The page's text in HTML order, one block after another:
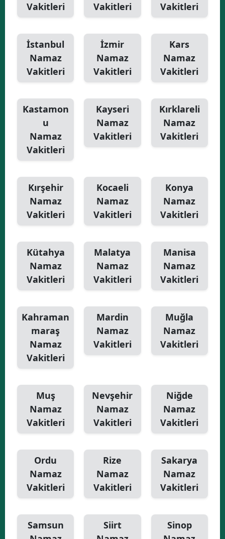
Vakitleri
Vakitleri
Vakitleri
İstanbul
Namaz
Vakitleri
İzmir
Namaz
Vakitleri
Kars
Namaz
Vakitleri
Kastamon
u
Namaz
Vakitleri
Kayseri
Namaz
Vakitleri
Kırklareli
Namaz
Vakitleri
Kırşehir
Namaz
Vakitleri
Kocaeli
Namaz
Vakitleri
Konya
Namaz
Vakitleri
Kütahya
Namaz
Vakitleri
Malatya
Namaz
Vakitleri
Manisa
Namaz
Vakitleri
Kahraman
maraş
Namaz
Vakitleri
Mardin
Namaz
Vakitleri
Muğla
Namaz
Vakitleri
Muş
Namaz
Vakitleri
Nevşehir
Namaz
Vakitleri
Niğde
Namaz
Vakitleri
Ordu
Namaz
Vakitleri
Rize
Namaz
Vakitleri
Sakarya
Namaz
Vakitleri
Samsun
Siirt
Sinop